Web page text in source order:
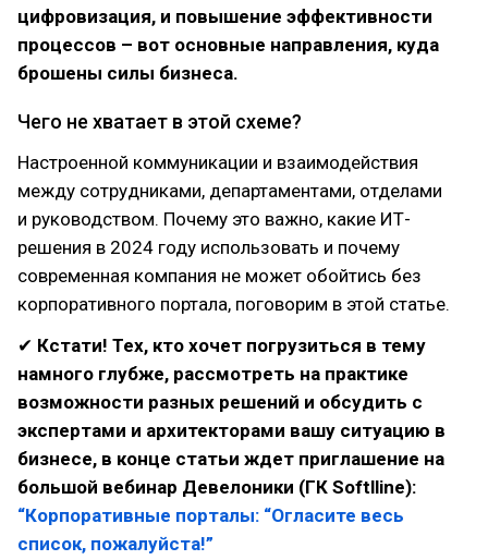
цифровизация, и повышение эффективности
процессов – вот основные направления, куда
брошены силы бизнеса.
Чего не хватает в этой схеме?
Настроенной коммуникации и взаимодействия
между сотрудниками, департаментами, отделами
и руководством. Почему это важно, какие ИТ-
решения в 2024 году использовать и почему
современная компания не может обойтись без
корпоративного портала, поговорим в этой статье.
✔ Кстати! Тех, кто хочет погрузиться в тему
намного глубже, рассмотреть на практике
возможности разных решений и обсудить с
экспертами и архитекторами вашу ситуацию в
бизнесе, в конце статьи ждет приглашение на
большой вебинар Девелоники (ГК Softlline):
“Корпоративные порталы: “Огласите весь
список, пожалуйста!”